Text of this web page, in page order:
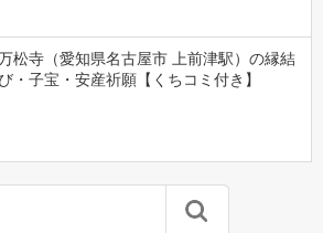
松寺（愛知県名古屋市 上前津駅）の縁結
・子宝・安産祈願【くちコミ付き】